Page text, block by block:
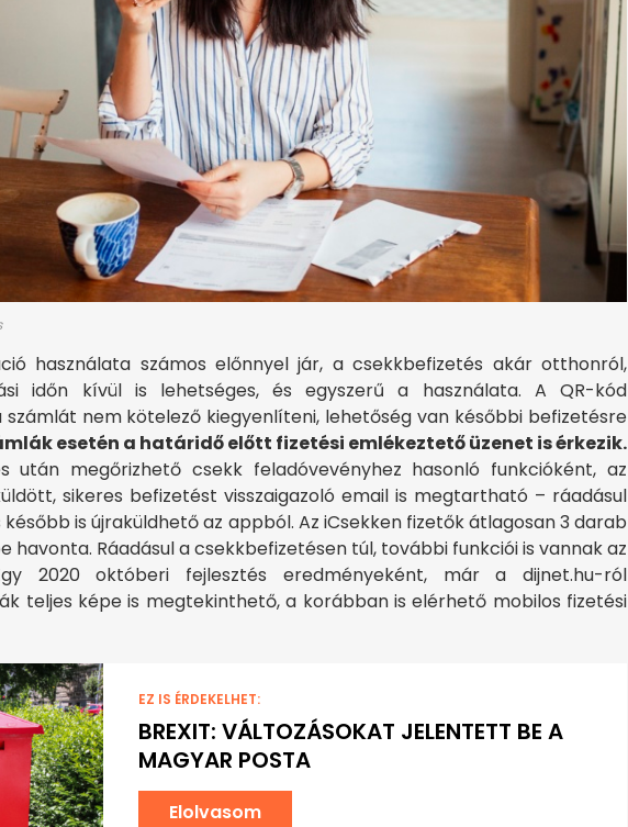
használata számos előnnyel jár, a csekkbefizetés akár otthonról,
időn kívül is lehetséges, és egyszerű a használata. A QR-kód
számlát nem kötelező kiegyenlíteni, lehetőség van későbbi befizetésre
esetén a határidő előtt fizetési emlékeztető üzenet is érkezik.
után megőrizhető csekk feladóvevényhez hasonló funkcióként, az
sikeres befizetést visszaigazoló email is megtartható – ráadásul
később is újraküldhető az appból. Az iCsekken fizetők átlagosan 3 darab
havonta. Ráadásul a csekkbefizetésen túl, további funkciói is vannak az
2020 októberi fejlesztés eredményeként, már a dijnet.hu-ról
teljes képe is megtekinthető, a korábban is elérhető mobilos fizetési
EZ IS ÉRDEKELHET:
BREXIT: VÁLTOZÁSOKAT JELENTETT BE A
MAGYAR POSTA
Elolvasom